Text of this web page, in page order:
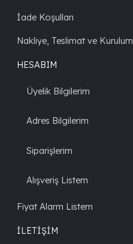
İade Koşulları
Nakliye, Teslimat ve Kurulum
HESABIM
Üyelik Bilgilerim
Adres Bilgilerim
Siparişlerim
Alışveriş Listem
Fiyat Alarm Listem
İLETİŞİM